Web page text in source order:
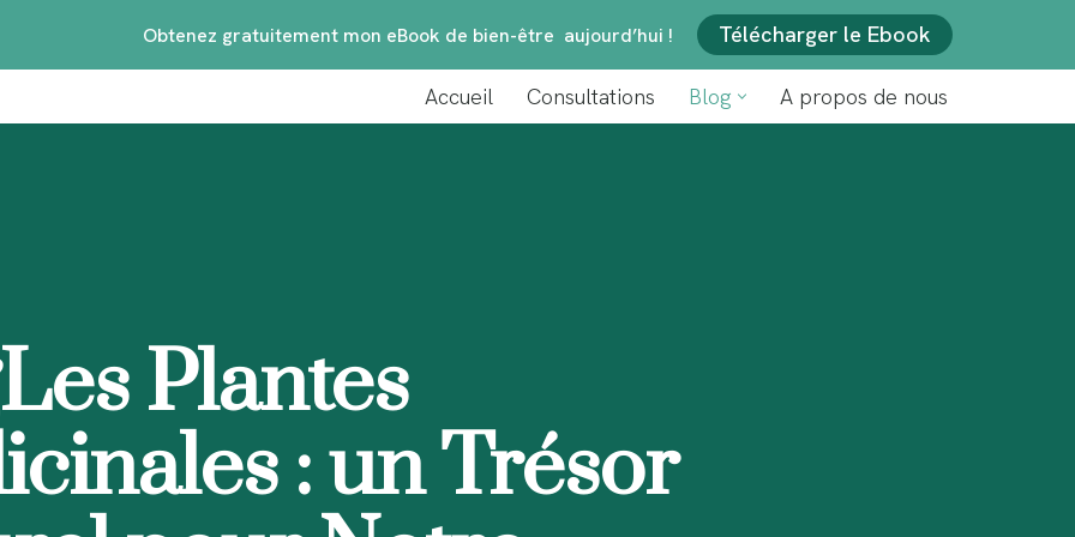
Obtenez gratuitement mon eBook de bien-être aujourd’hui ! Télécharger le Ebook
Accueil Consultations Blog
A propos de nous
Plantes
: un Trésor